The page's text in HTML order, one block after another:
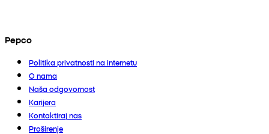
Pepco
Politika privatnosti na internetu
O nama
Naša odgovornost
Karijera
Kontaktiraj nas
Proširenje